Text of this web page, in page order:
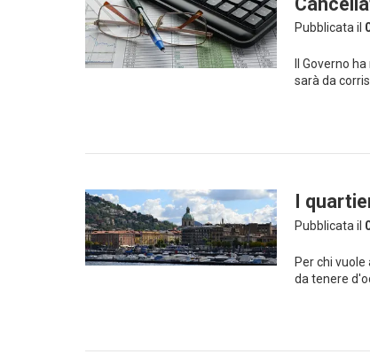
Pubblicata il
Il Governo
sarà da
I
Pubblicata il
Per chi
da tenere